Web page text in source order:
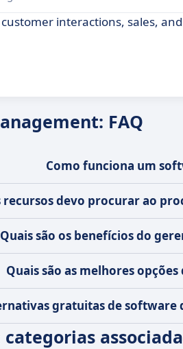
interactions, sales,
FAQ
Como funciona um
recursos devo procurar ao
Quais são os benefícios do
Quais são as melhores
gratuitas de